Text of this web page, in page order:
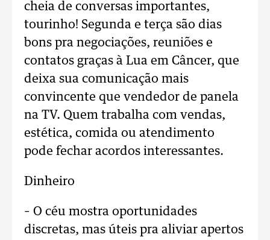
cheia de conversas importantes,
tourinho! Segunda e terça são dias
bons pra negociações, reuniões e
contatos graças à Lua em Câncer, que
deixa sua comunicação mais
convincente que vendedor de panela
na TV. Quem trabalha com vendas,
estética, comida ou atendimento
pode fechar acordos interessantes.
Dinheiro
– O céu mostra oportunidades
discretas, mas úteis pra aliviar apertos